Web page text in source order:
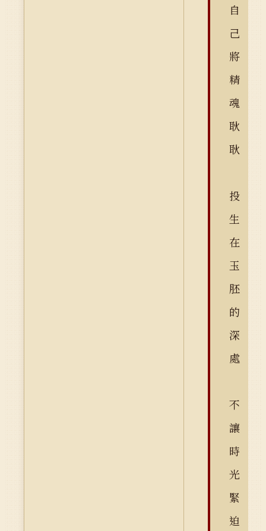
自
己
將
精
魂
耿
耿
投
生
在
玉
胚
的
深
處
不
讓
時
光
緊
迫